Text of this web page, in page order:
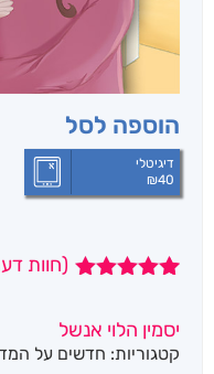
הוספה לסל
דיגיטלי
₪40
מבוסס על
דירוגים של
(חוות
יסמין הלוי אנשל
קטגוריות: חדשים על